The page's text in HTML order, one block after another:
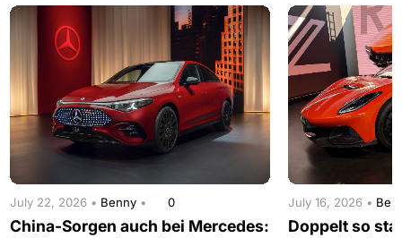
July 22, 2026 • Benny • 0
China-Sorgen auch bei Mercedes:
July 16, 2026 •
Doppelt so